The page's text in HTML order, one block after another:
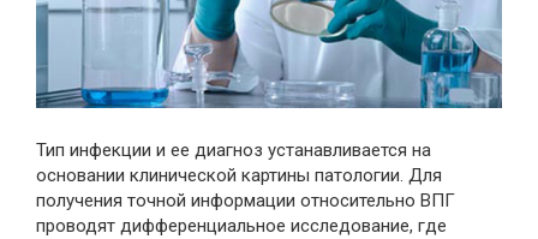
Тип инфекции и ее диагноз устанавливается на
основании клинической картины патологии. Для
получения точной информации относительно ВПГ
проводят дифференциальное исследование, где